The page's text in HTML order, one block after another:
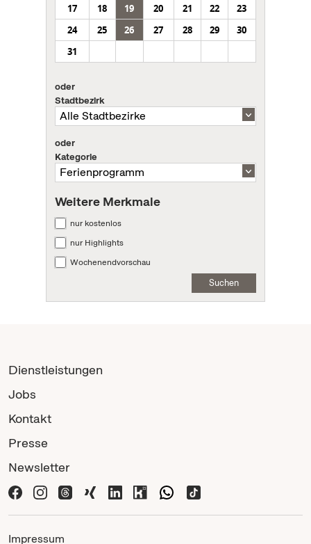
17
18 19 20 21 22
23
24
25 26 27 28 29
30
31
oder
Stadtbezirk
oder
Kategorie
Weitere Merkmale
nur kostenlos
nur Highlights
Wochenendvorschau
Suchen
Dienstleistungen
Jobs
Kontakt
Presse
Newsletter
Impressum